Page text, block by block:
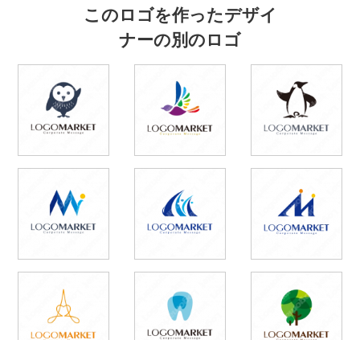
このロゴを作ったデザイ
ナーの別のロゴ